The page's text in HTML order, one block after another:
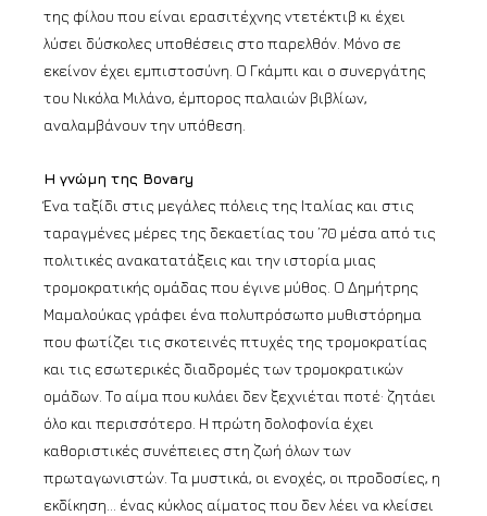
της φίλου που είναι ερασιτέχνης ντετέκτιβ κι έχει
λύσει δύσκολες υποθέσεις στο παρελθόν. Μόνο σε
εκείνον έχει εμπιστοσύνη. Ο Γκάμπι και ο συνεργάτης
του Νικόλα Μιλάνο, έμπορος παλαιών βιβλίων,
αναλαμβάνουν την υπόθεση.
Η γνώμη της Bovary
Ένα ταξίδι στις μεγάλες πόλεις της Ιταλίας και στις
ταραγμένες μέρες της δεκαετίας του ’70 μέσα από τις
πολιτικές ανακατατάξεις και την ιστορία μιας
τρομοκρατικής ομάδας που έγινε μύθος. Ο Δημήτρης
Μαμαλούκας γράφει ένα πολυπρόσωπο μυθιστόρημα
που φωτίζει τις σκοτεινές πτυχές της τρομοκρατίας
και τις εσωτερικές διαδρομές των τρομοκρατικών
ομάδων. Το αίμα που κυλάει δεν ξεχνιέται ποτέ· ζητάει
όλο και περισσότερο. Η πρώτη δολοφονία έχει
καθοριστικές συνέπειες στη ζωή όλων των
πρωταγωνιστών. Τα μυστικά, οι ενοχές, οι προδοσίες, η
εκδίκηση… ένας κύκλος αίματος που δεν λέει να κλείσει